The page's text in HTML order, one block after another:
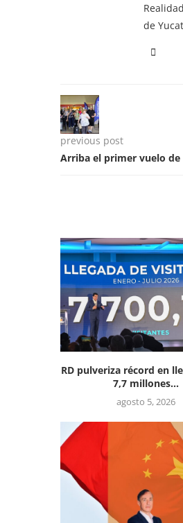
de
previous post
Arriba el primer vuelo de
RD pulveriza récord en
7,7 millones...
agosto 5, 2026